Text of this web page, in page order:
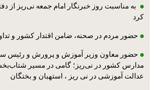
به مناسبت روز خبرنگار امام جمعه نی‌ریز از
کرد
حضور مردم در صحنه، ضامن اقتدار کشور و
حضور معاون وزیر آموزش و پرورش و رئیس
مدارس کشور در نی‌ریز؛ گامی در مسیر
عدالت آموزشی در نی ریز ، استهبان و بختگان